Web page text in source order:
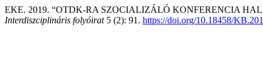
EKE. 2019. “OTDK-RA SZOCIALIZÁLÓ KONFERENCIA
Interdiszciplináris folyóirat5 (2): 91. https://doi.org/10.18458/